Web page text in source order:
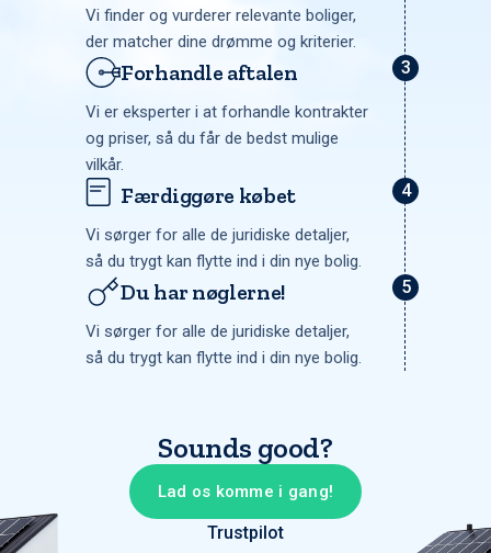
Vi finder og vurderer relevante boliger,
der matcher dine drømme og kriterier.
Forhandle aftalen
Vi er eksperter i at forhandle kontrakter
og priser, så du får de bedst mulige
vilkår.
Færdiggøre købet
Vi sørger for alle de juridiske detaljer,
så du trygt kan flytte ind i din nye bolig.
Du har nøglerne!
Vi sørger for alle de juridiske detaljer,
så du trygt kan flytte ind i din nye bolig.
Sounds good?
Lad os komme i gang!
Trustpilot